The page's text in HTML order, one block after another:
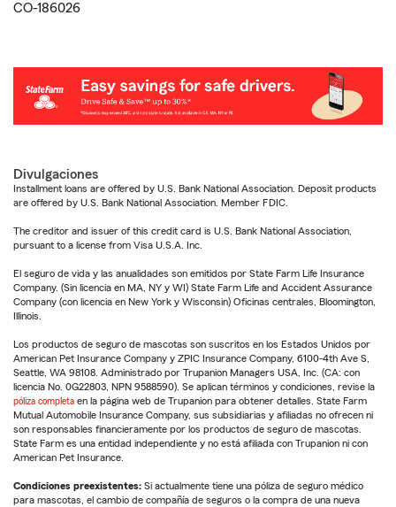
CO-186026
Divulgaciones
Installment loans are offered by U.S. Bank National Association. Deposit products
are offered by U.S. Bank National Association. Member FDIC.
The creditor and issuer of this credit card is U.S. Bank National Association,
pursuant to a license from Visa U.S.A. Inc.
El seguro de vida y las anualidades son emitidos por State Farm Life Insurance
Company. (Sin licencia en MA, NY y WI) State Farm Life and Accident Assurance
Company (con licencia en New York y Wisconsin) Oficinas centrales, Bloomington,
Illinois.
Los productos de seguro de mascotas son suscritos en los Estados Unidos por
American Pet Insurance Company y ZPIC Insurance Company, 6100-4th Ave S,
Seattle, WA 98108. Administrado por Trupanion Managers USA, Inc. (CA: con
licencia No. 0G22803, NPN 9588590). Se aplican términos y condiciones, revise la
póliza completa en la página web de Trupanion para obtener detalles. State Farm
Mutual Automobile Insurance Company, sus subsidiarias y afiliadas no ofrecen ni
son responsables financieramente por los productos de seguro de mascotas.
State Farm es una entidad independiente y no está afiliada con Trupanion ni con
American Pet Insurance.
Condiciones preexistentes: Si actualmente tiene una póliza de seguro médico
para mascotas, el cambio de compañía de seguros o la compra de una nueva